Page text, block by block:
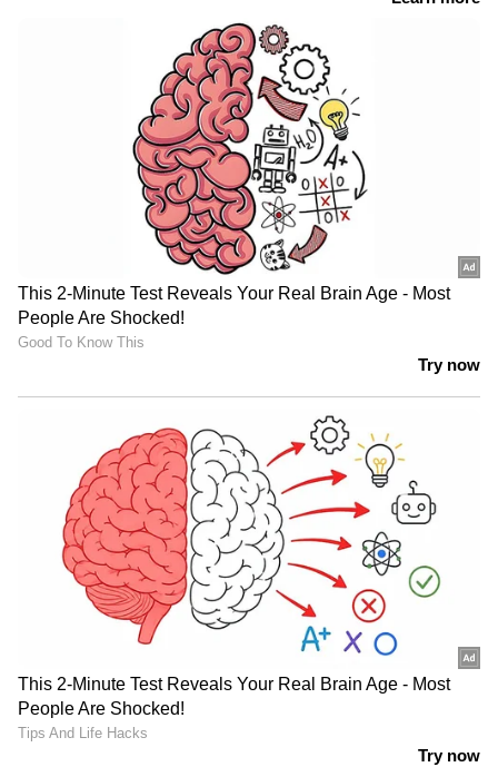
കാണാതായ മത്സ്യത്തൊഴിലാളിയെ
കണ്ടെത്താന്‍ തെരച്ചില്‍
ഒരേ സമയം സ്വർണം കടത്തലും
പൊട്ടിക്കലും,
അകമ്പടിയൊരുക്കാൻ വിശ്വസ്ത
ഗുണ്ടാവലയം! ; അർജുൻ
ആയങ്കിയെ അറിയാം